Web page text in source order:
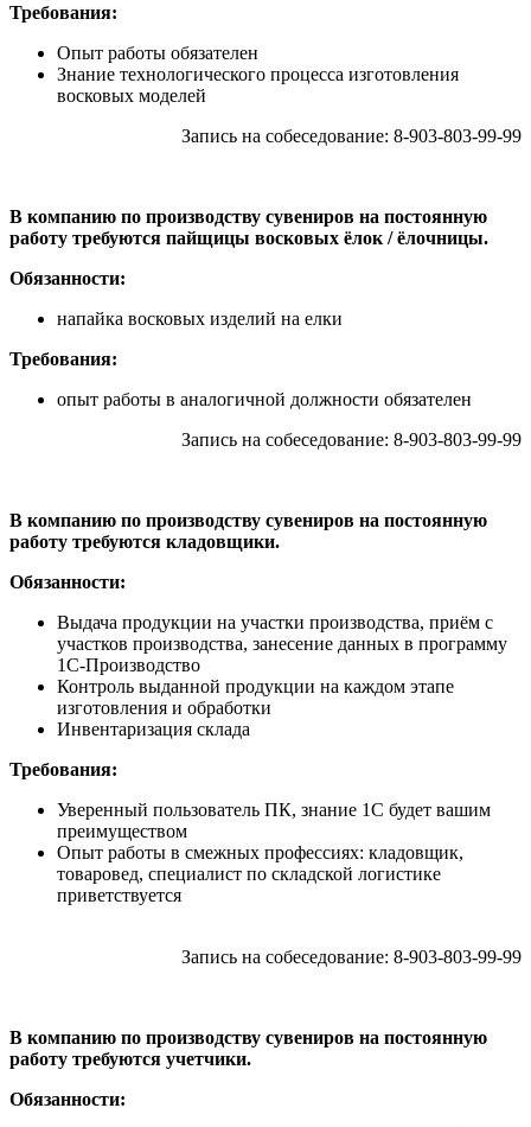
Требования:
Опыт работы обязателен
Знание технологического процесса изготовления
восковых моделей
Запись на собеседование: 8-903-803-99-99
В компанию по производству сувениров на постоянную
работу требуются пайщицы восковых ёлок / ёлочницы.
Обязанности:
напайка восковых изделий на елки
Требования:
опыт работы в аналогичной должности обязателен
Запись на собеседование: 8-903-803-99-99
В компанию по производству сувениров на постоянную
работу требуются кладовщики.
Обязанности:
Выдача продукции на участки производства, приём с
участков производства, занесение данных в программу
1С-Производство
Контроль выданной продукции на каждом этапе
изготовления и обработки
Инвентаризация склада
Требования:
Уверенный пользователь ПК, знание 1С будет вашим
преимуществом
Опыт работы в смежных профессиях: кладовщик,
товаровед, специалист по складской логистике
приветствуется
Запись на собеседование: 8-903-803-99-99
В компанию по производству сувениров на постоянную
работу требуются учетчики.
Обязанности: